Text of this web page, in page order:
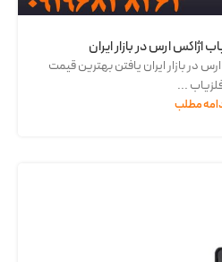
اژاکس ارس در بازار ایران
در بازار ایران یافتن بهترین قیمت
...
مطلب